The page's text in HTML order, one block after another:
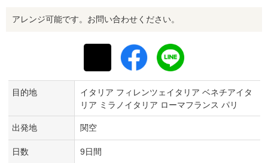
アレンジ可能です。お問い合わせください。
目的地
イタリア フィレンツェイタリア ベネチアイタ
リア ミラノイタリア ローマフランス パリ
出発地 関空
日数 9日間